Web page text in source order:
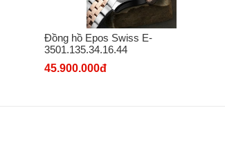
Đồng hồ Epos Swiss E-
3501.135.34.16.44
45.900.000đ